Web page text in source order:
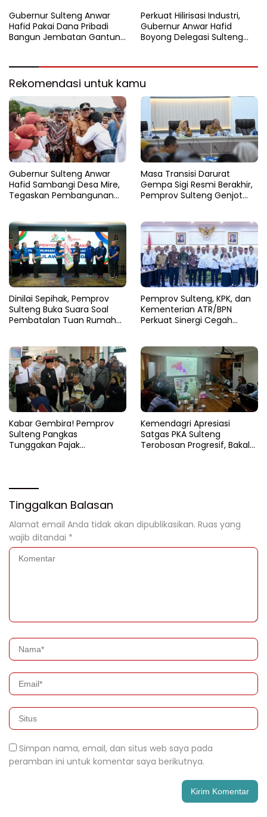
Persen
Nasional
Gubernur Sulteng Anwar
Hafid Pakai Dana Pribadi
Bangun Jembatan Gantung
Perkuat Hilirisasi Industri,
Gubernur Anwar Hafid
Boyong Delegasi Sulteng
Rekomendasi untuk kamu
Gubernur Sulteng Anwar
Hafid Sambangi Desa Mire,
Tegaskan Pembangunan
Masa Transisi Darurat
Gempa Sigi Resmi Berakhir,
Pemprov Sulteng Genjot
Dinilai Sepihak, Pemprov
Sulteng Buka Suara Soal
Pembatalan Tuan Rumah
Pemprov Sulteng, KPK, dan
Kementerian ATR/BPN
Perkuat Sinergi Cegah
Kabar Gembira! Pemprov
Sulteng Pangkas
Tunggakan Pajak
Kemendagri Apresiasi
Satgas PKA Sulteng
Terobosan Progresif, Bakal
Tinggalkan Balasan
Alamat email Anda tidak akan dipublikasikan. Ruas yang
wajib ditandai *
Simpan nama, email, dan situs web saya pada
peramban ini untuk komentar saya berikutnya.